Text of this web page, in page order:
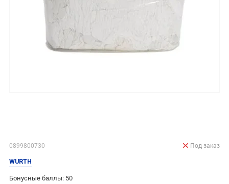
0899800730
WURTH
Бонусные баллы: 50
Под заказ